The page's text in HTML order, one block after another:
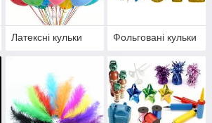
Латексні кульки Фольговані кульки